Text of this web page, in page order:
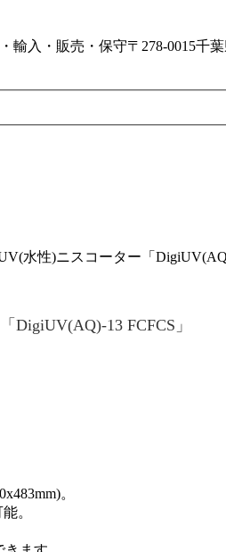
輸入・販売・保守〒278-0015千
水性)ニスコーター「
DigiUV(AQ)-13 FCFCS」
。
。